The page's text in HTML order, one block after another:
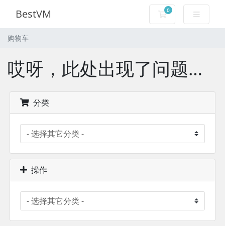
BestVM 0
购物车
购物车
哎呀，此处出现了问题…
分类
操作